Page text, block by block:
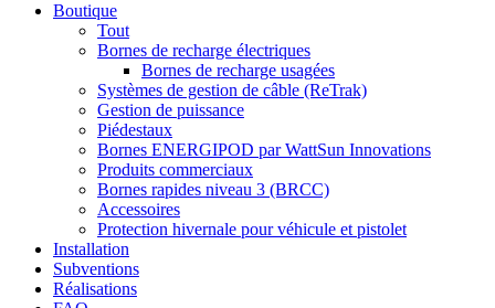
Boutique
Tout
Bornes de recharge électriques
Bornes de recharge usagées
Systèmes de gestion de câble (ReTrak)
Gestion de puissance
Piédestaux
Bornes ENERGIPOD par WattSun Innovations
Produits commerciaux
Bornes rapides niveau 3 (BRCC)
Accessoires
Protection hivernale pour véhicule et pistolet
Installation
Subventions
Réalisations